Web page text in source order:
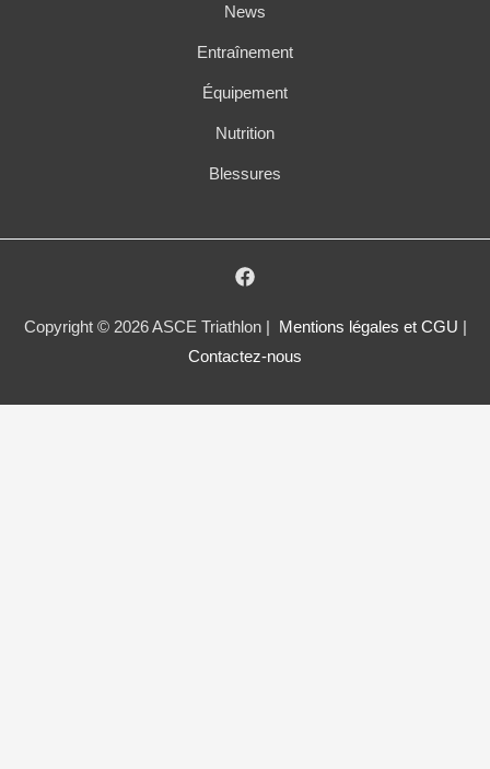
News
Entraînement
Équipement
Nutrition
Blessures
Copyright © 2026 ASCE Triathlon | Mentions légales et CGU |
Contactez-nous